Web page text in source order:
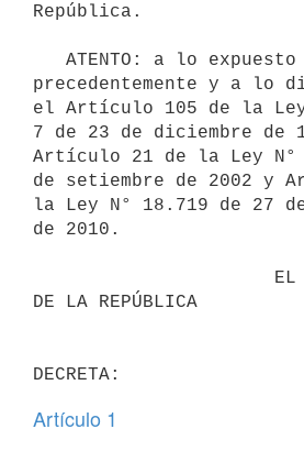
República.
precedentemente y a lo
el Artículo 105 de la Ley
7 de 23 de diciembre de
Artículo 21 de la Ley N°
de setiembre de 2002 y
la Ley N° 18.719 de 27
de 2010.
DE LA REPÚBLICA
Artículo 1